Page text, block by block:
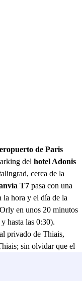
de Paris
del hotel Adonis
cerca de la
T7 pasa con una
la hora y el día de la
en unos 20 minutos
hasta las 0:30).
privado de Thiais,
sin olvidar que el